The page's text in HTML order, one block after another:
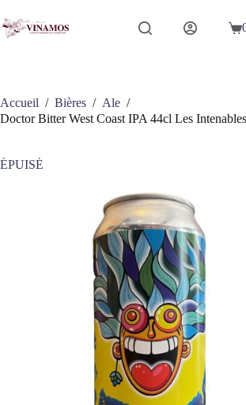
au
contenu
Accueil / Bières / Ale /
Doctor Bitter West Coast IPA 44cl Les Intenables
ÉPUISÉ